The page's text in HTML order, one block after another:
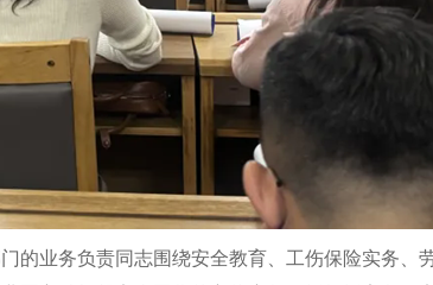
的业务负责同志围绕安全教育、工伤保险实务、